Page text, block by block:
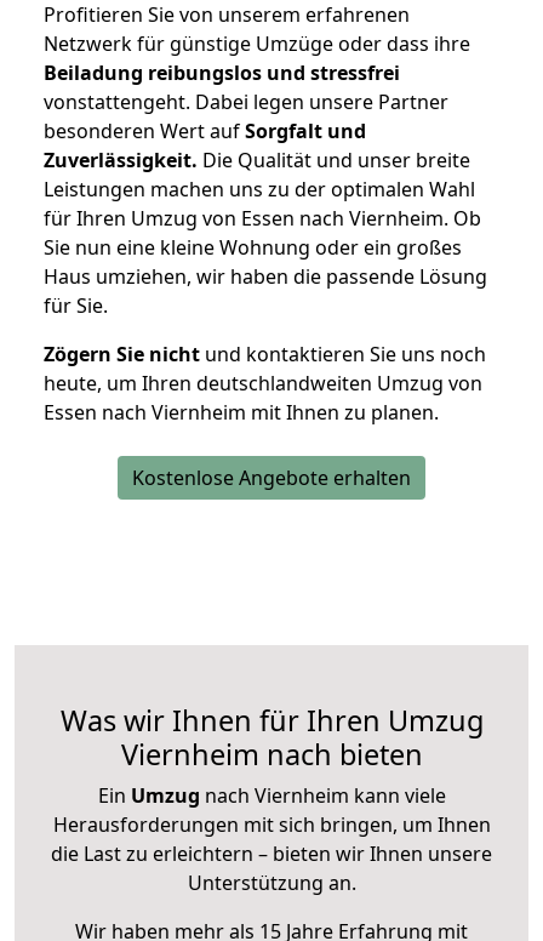
Profitieren Sie von unserem erfahrenen
Netzwerk für günstige Umzüge oder dass ihre
Beiladung reibungslos und stressfrei
vonstattengeht. Dabei legen unsere Partner
besonderen Wert aufSorgfalt und
Zuverlässigkeit. Die Qualität und unser breite
Leistungen machen uns zu der optimalen Wahl
für Ihren Umzug von Essen nach Viernheim. Ob
Sie nun eine kleine Wohnung oder ein großes
Haus umziehen, wir haben die passende Lösung
für Sie.
Zögern Sie nicht und kontaktieren Sie uns noch
heute, um Ihren deutschlandweiten Umzug von
Essen nach Viernheim mit Ihnen zu planen.
Kostenlose Angebote erhalten
Was wir Ihnen für Ihren Umzug
Viernheim nach bieten
Ein Umzug nach Viernheim kann viele
Herausforderungen mit sich bringen, um Ihnen
die Last zu erleichtern – bieten wir Ihnen unsere
Unterstützung an.
Wir haben mehr als 15 Jahre Erfahrung mit